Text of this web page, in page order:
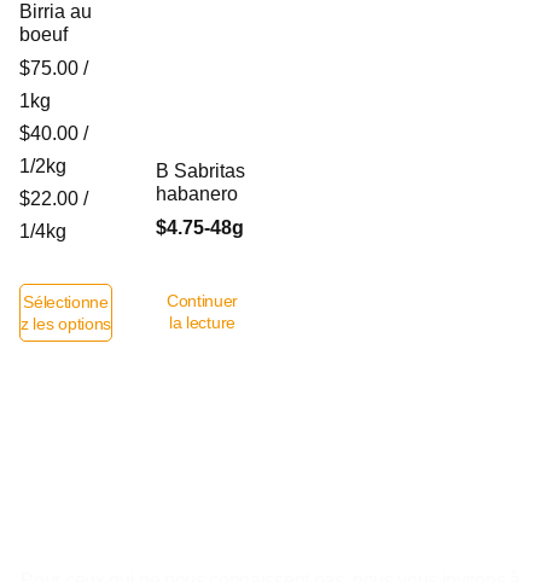
Birria au
boeuf
$75.00 /
1kg
$40.00 /
1/2kg
$22.00 /
1/4kg
Sélectionne
z les options
B Sabritas
habanero
$4.75-48g
Continuer
la lecture